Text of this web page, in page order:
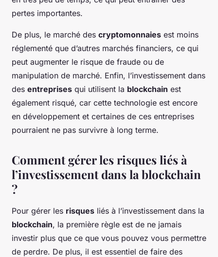
pertes importantes.
De plus, le marché des cryptomonnaies est moins
réglementé que d’autres marchés financiers, ce qui
peut augmenter le risque de fraude ou de
manipulation de marché. Enfin, l’investissement dans
des entreprises qui utilisent la blockchain est
également risqué, car cette technologie est encore
en développement et certaines de ces entreprises
pourraient ne pas survivre à long terme.
Comment gérer les risques liés à
l’investissement dans la blockchain
?
Pour gérer les risques liés à l’investissement dans la
blockchain, la première règle est de ne jamais
investir plus que ce que vous pouvez vous permettre
de perdre. De plus, il est essentiel de faire des